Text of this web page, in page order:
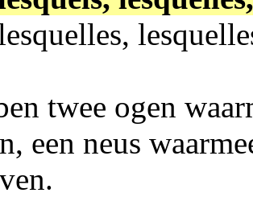
twee ogen
een neus